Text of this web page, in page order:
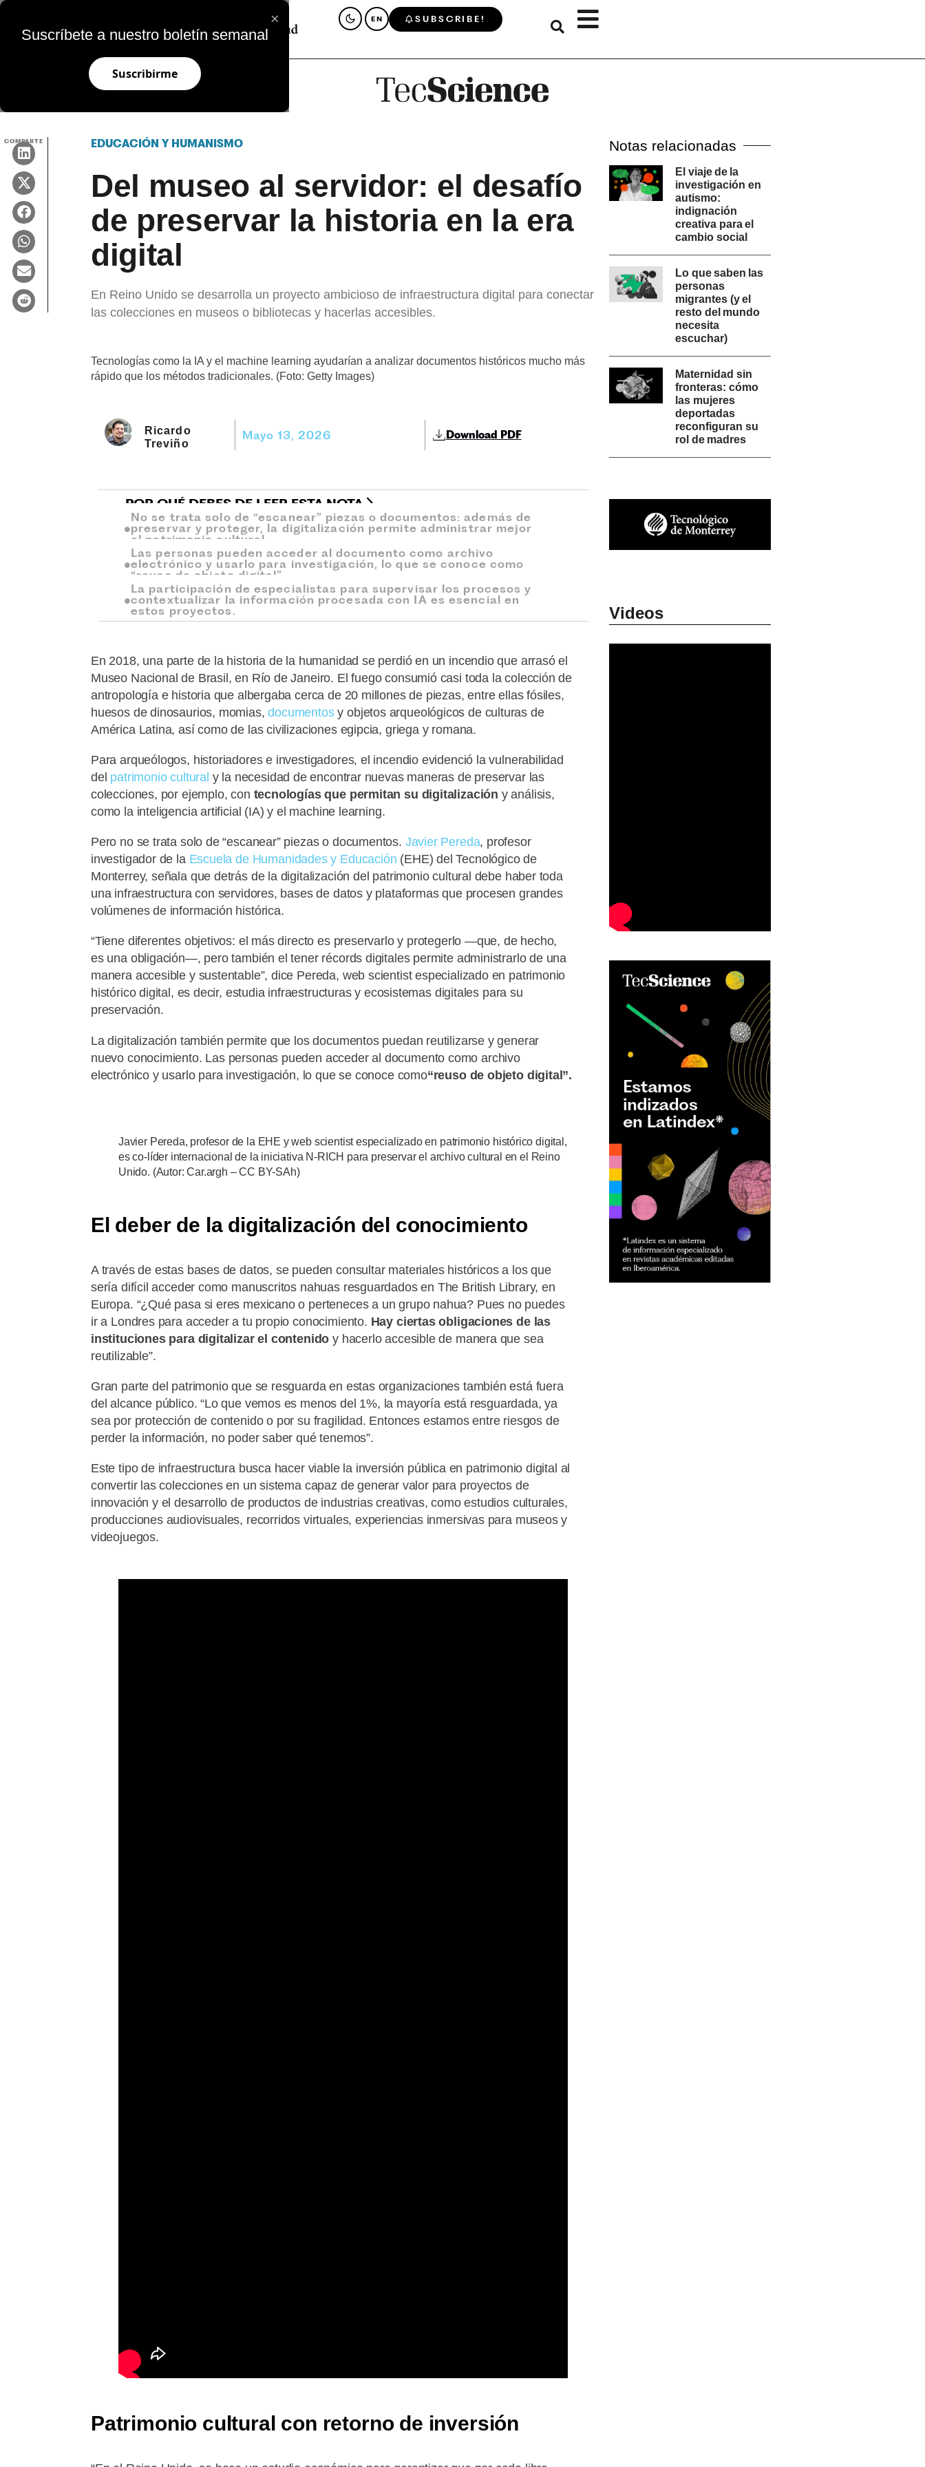
×
Suscríbete a nuestro boletín semanal
Suscribirme
EN SUBSCRIBE!
COMPARTE EDUCACIÓN Y HUMANISMO
Del museo al servidor: el desafío
de preservar la historia en la era
digital
En Reino Unido se desarrolla un proyecto ambicioso de infraestructura digital para conectar
las colecciones en museos o bibliotecas y hacerlas accesibles.
Tecnologías como la IA y el machine learning ayudarían a analizar documentos históricos mucho más
rápido que los métodos tradicionales. (Foto: Getty Images)
Ricardo
Treviño
Mayo 13, 2026 Download PDF
POR QUÉ DEBES DE LEER ESTA NOTA
No se trata solo de “escanear” piezas o documentos: además de
preservar y proteger, la digitalización permite administrar mejor
el patrimonio cultural.
Las personas pueden acceder al documento como archivo
electrónico y usarlo para investigación, lo que se conoce como
“reuso de objeto digital”.
La participación de especialistas para supervisar los procesos y
contextualizar la información procesada con IA es esencial en
estos proyectos.
En 2018, una parte de la historia de la humanidad se perdió en un incendio que arrasó el
Museo Nacional de Brasil, en Río de Janeiro. El fuego consumió casi toda la colección de
antropología e historia que albergaba cerca de 20 millones de piezas, entre ellas fósiles,
huesos de dinosaurios, momias,documentosy objetos arqueológicos de culturas de
América Latina, así como de las civilizaciones egipcia, griega y romana.
Para arqueólogos, historiadores e investigadores, el incendio evidenció la vulnerabilidad
del patrimonio cultural y la necesidad de encontrar nuevas maneras de preservar las
colecciones, por ejemplo, con tecnologías que permitan su digitalización y análisis,
como la inteligencia artificial (IA) y el machine learning.
Pero no se trata solo de “escanear” piezas o documentos. Javier Pereda, profesor
investigador de la Escuela de Humanidades y Educación (EHE) del Tecnológico de
Monterrey, señala que detrás de la digitalización del patrimonio cultural debe haber toda
una infraestructura con servidores, bases de datos y plataformas que procesen grandes
volúmenes de información histórica.
“Tiene diferentes objetivos: el más directo es preservarlo y protegerlo —que, de hecho,
es una obligación—, pero también el tener récords digitales permite administrarlo de una
manera accesible y sustentable”, dice Pereda, web scientist especializado en patrimonio
histórico digital, es decir, estudia infraestructuras y ecosistemas digitales para su
preservación.
La digitalización también permite que los documentos puedan reutilizarse y generar
nuevo conocimiento. Las personas pueden acceder al documento como archivo
electrónico y usarlo para investigación, lo que se conoce como“reuso de objeto digital”.
Javier Pereda, profesor de la EHE y web scientist especializado en patrimonio histórico digital,
es co-líder internacional de la iniciativa N-RICH para preservar el archivo cultural en el Reino
Unido. (Autor: Car.argh – CC BY-SAh)
El deber de la digitalización del conocimiento
A través de estas bases de datos, se pueden consultar materiales históricos a los que
sería difícil acceder como manuscritos nahuas resguardados en The British Library, en
Europa. “¿Qué pasa si eres mexicano o perteneces a un grupo nahua? Pues no puedes
ir a Londres para acceder a tu propio conocimiento. Hay ciertas obligaciones de las
instituciones para digitalizar el contenido y hacerlo accesible de manera que sea
reutilizable”.
Gran parte del patrimonio que se resguarda en estas organizaciones también está fuera
del alcance público. “Lo que vemos es menos del 1%, la mayoría está resguardada, ya
sea por protección de contenido o por su fragilidad. Entonces estamos entre riesgos de
perder la información, no poder saber qué tenemos”.
Este tipo de infraestructura busca hacer viable la inversión pública en patrimonio digital al
convertir las colecciones en un sistema capaz de generar valor para proyectos de
innovación y el desarrollo de productos de industrias creativas, como estudios culturales,
producciones audiovisuales, recorridos virtuales, experiencias inmersivas para museos y
videojuegos.
Patrimonio cultural con retorno de inversión
Notas relacionadas
El viaje de la
investigación en
autismo:
indignación
creativa para el
cambio social
Lo que saben las
personas
migrantes (y el
resto del mundo
necesita
escuchar)
Maternidad sin
fronteras: cómo
las mujeres
deportadas
reconfiguran su
rol de madres
Videos